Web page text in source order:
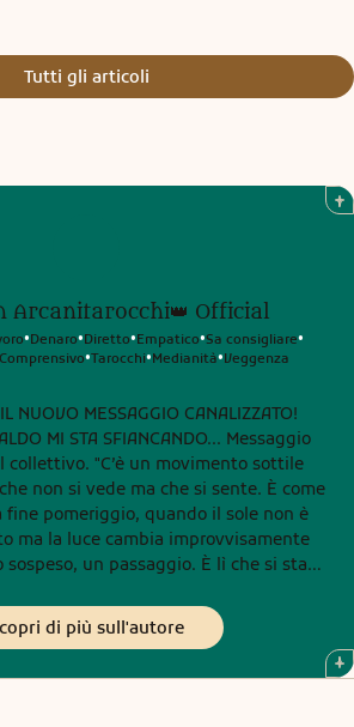
Tutti gli articoli
Arcanitarocchi👑 Official
•Denaro•Diretto•Empatico•Sa consigliare•
Comprensivo•Tarocchi•Medianità•Veggenza
NUOVO MESSAGGIO CANALIZZATO!
MI STA SFIANCANDO... Messaggio
collettivo. "C’è un movimento sottile
non si vede ma che si sente. È come
fine pomeriggio, quando il sole non è
ma la luce cambia improvvisamente
un passaggio. È lì che si sta
percependo una sorta di “richiamo
fermarsi un momento e ascoltare. Non
di più sull'autore